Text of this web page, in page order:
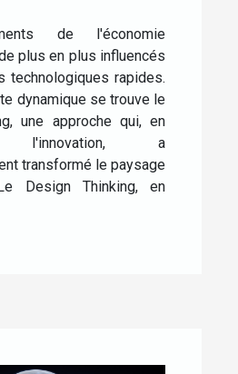
de l'économie
plus en plus influencés
technologiques rapides.
dynamique se trouve le
une approche qui, en
l'innovation, a
transformé le paysage
Design Thinking, en